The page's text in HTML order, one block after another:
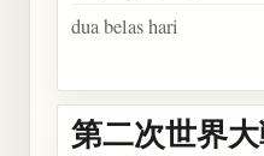
dua belas hari
第二次世界